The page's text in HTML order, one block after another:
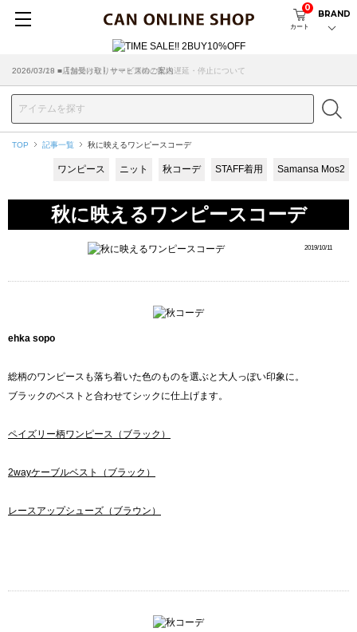
カート
0
BRAND
2026/07/29 ■【お知らせ】ヤマト運輸の配送遅延・停止について
2026/03/18 ■店舗受け取りサービスのご案内
TOP 記事一覧 秋に映えるワンピースコーデ
ワンピース ニット 秋コーデ STAFF着用 Samansa Mos2
秋に映えるワンピースコーデ
2019/10/11
ehka sopo
総柄のワンピースも落ち着いた色のものを選ぶと大人っぽい印象に。
ブラックのベストと合わせてシックに仕上げます。
ペイズリー柄ワンピース（ブラック）
2wayケーブルベスト（ブラック）
レースアップシューズ（ブラウン）